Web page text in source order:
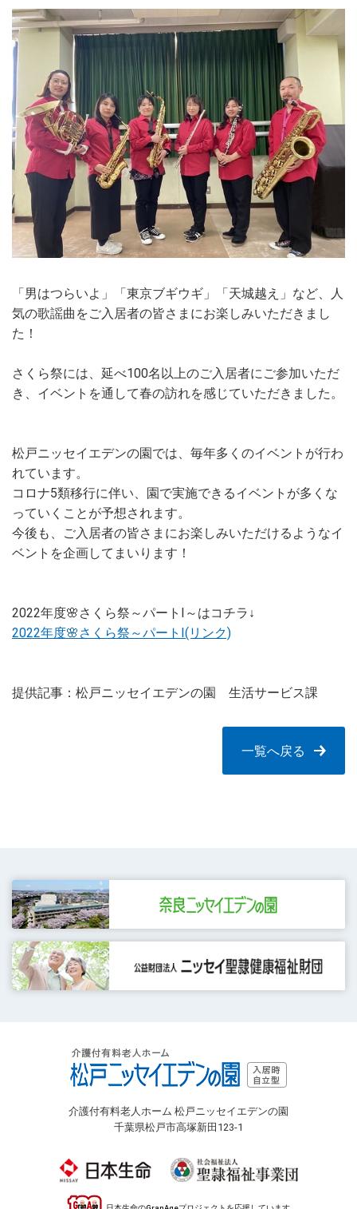
「男はつらいよ」「東京ブギウギ」「天城越え」など、人
気の歌謡曲をご入居者の皆さまにお楽しみいただきまし
た！
さくら祭には、延べ100名以上のご入居者にご参加いただ
き、イベントを通して春の訪れを感じていただきました。
松戸ニッセイエデンの園では、毎年多くのイベントが行わ
れています。
コロナ5類移行に伴い、園で実施できるイベントが多くな
っていくことが予想されます。
今後も、ご入居者の皆さまにお楽しみいただけるようなイ
ベントを企画してまいります！
2022年度🌸さくら祭～パートⅠ～はコチラ↓
2022年度🌸さくら祭～パートⅠ(リンク)
提供記事：松戸ニッセイエデンの園 生活サービス課
一覧へ戻る
介護付有料老人ホーム 松戸ニッセイエデンの園
千葉県松戸市高塚新田123-1